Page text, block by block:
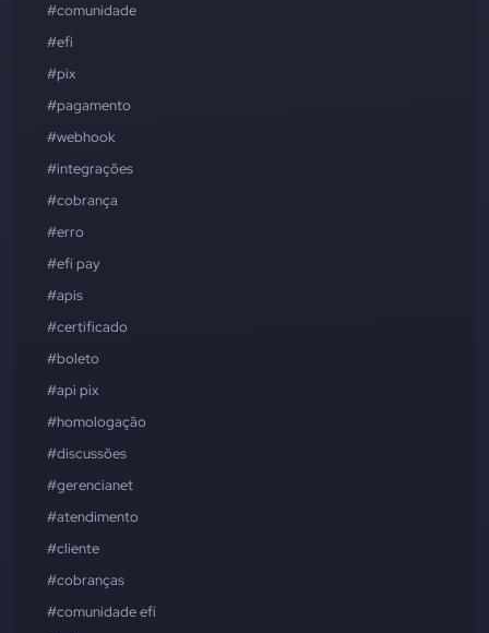
#comunidade
#efí
#pix
#pagamento
#webhook
#integrações
#cobrança
#erro
#efí pay
#apis
#certificado
#boleto
#api pix
#homologação
#discussões
#gerencianet
#atendimento
#cliente
#cobranças
#comunidade efí